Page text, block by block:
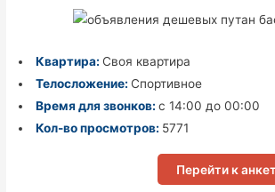
Квартира: Своя квартира
Телосложение: Спортивное
Время для звонков: с 14:00 до 00:00
Кол-во просмотров: 5771
Перейти к